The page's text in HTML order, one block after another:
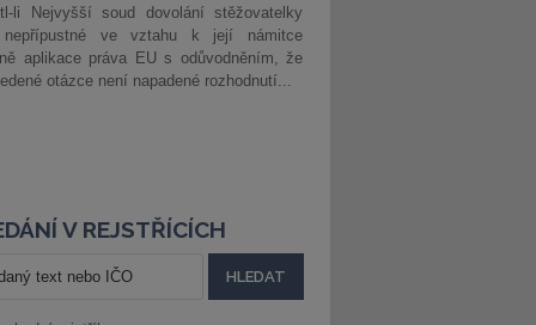
li Nejvyšší soud dovolání stěžovatelky
ve vztahu k její námitce
aplikace práva EU s odůvodněním, že
otázce není napadené rozhodnutí...
V REJSTŘÍCÍCH